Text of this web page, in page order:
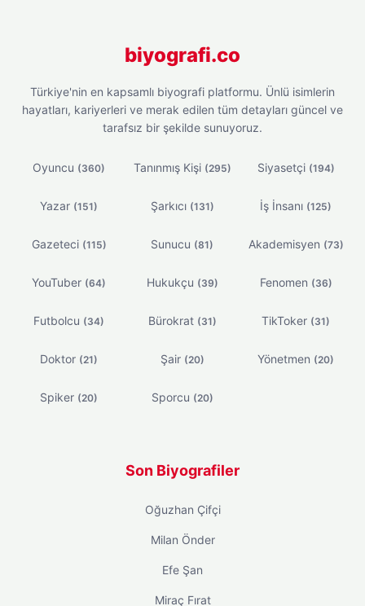
biyografi.co
Türkiye'nin en kapsamlı biyografi platformu. Ünlü isimlerin
hayatları, kariyerleri ve merak edilen tüm detayları güncel ve
tarafsız bir şekilde sunuyoruz.
Oyuncu (360) Tanınmış Kişi (295) Siyasetçi (194)
Yazar (151) Şarkıcı (131) İş İnsanı (125)
Gazeteci (115) Sunucu (81) Akademisyen (73)
YouTuber (64) Hukukçu (39) Fenomen (36)
Futbolcu (34) Bürokrat (31) TikToker (31)
Doktor (21) Şair (20) Yönetmen (20)
Spiker (20) Sporcu (20)
Son Biyografiler
Oğuzhan Çifçi
Milan Önder
Efe Şan
Miraç Fırat